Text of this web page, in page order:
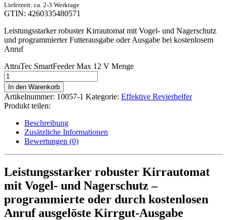
Lieferzeit: ca. 2-3 Werktage
GTIN: 4260335480571
Leistungsstarker robuster Kirrautomat mit Vogel- und Nagerschutz
und programmierter Futterausgabe oder Ausgabe bei kostenlosem
Anruf
AttraTec SmartFeeder Max 12 V Menge
In den Warenkorb
Artikelnummer: 10057-1 Kategorie: Effektive Revierhelfer
Produkt teilen:
Beschreibung
Zusätzliche Informationen
Bewertungen (0)
Leistungsstarker robuster Kirrautomat
mit Vogel- und Nagerschutz –
programmierte oder durch kostenlosen
Anruf ausgelöste Kirrgut-Ausgabe